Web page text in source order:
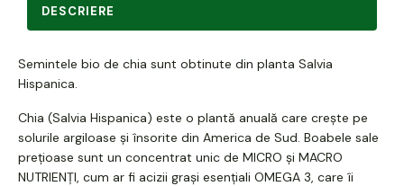
DESCRIERE
Semintele bio de chia sunt obtinute din planta Salvia
Hispanica.
Chia (Salvia Hispanica) este o plantă anuală care crește pe
solurile argiloase și însorite din America de Sud. Boabele sale
prețioase sunt un concentrat unic de MICRO și MACRO
NUTRIENȚI, cum ar fi acizii grași esențiali OMEGA 3, care îi